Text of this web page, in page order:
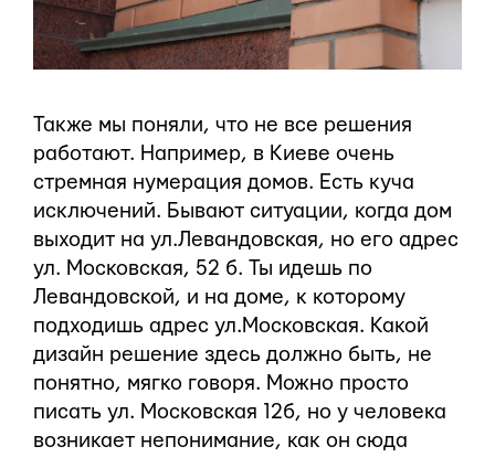
Также мы поняли, что не все решения
работают. Например, в Киеве очень
стремная нумерация домов. Есть куча
исключений. Бывают ситуации, когда дом
выходит на ул.Левандовская, но его адрес
ул. Московская, 52 б. Ты идешь по
Левандовской, и на доме, к которому
подходишь адрес ул.Московская. Какой
дизайн решение здесь должно быть, не
понятно, мягко говоря. Можно просто
писать ул. Московская 12б, но у человека
возникает непонимание, как он сюда